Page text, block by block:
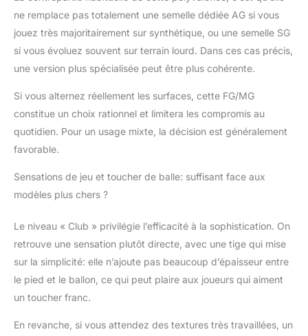
ne remplace pas totalement une semelle dédiée AG si vous
jouez très majoritairement sur synthétique, ou une semelle SG
si vous évoluez souvent sur terrain lourd. Dans ces cas précis,
une version plus spécialisée peut être plus cohérente.
Si vous alternez réellement les surfaces, cette FG/MG
constitue un choix rationnel et limitera les compromis au
quotidien. Pour un usage mixte, la décision est généralement
favorable.
Sensations de jeu et toucher de balle: suffisant face aux
modèles plus chers ?
Le niveau « Club » privilégie l’efficacité à la sophistication. On
retrouve une sensation plutôt directe, avec une tige qui mise
sur la simplicité: elle n’ajoute pas beaucoup d’épaisseur entre
le pied et le ballon, ce qui peut plaire aux joueurs qui aiment
un toucher franc.
En revanche, si vous attendez des textures très travaillées, un